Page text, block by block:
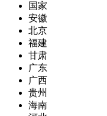
国家
安徽
北京
福建
甘肃
广东
广西
贵州
海南